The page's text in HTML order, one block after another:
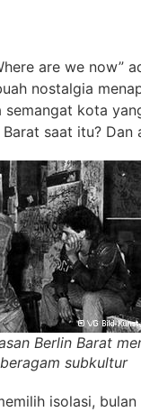
are we now”
nostalgia
semangat kota
saat itu? Dan
Berlin Barat
subkultur
isolasi,